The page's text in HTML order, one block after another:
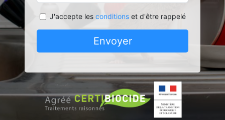
J'accepte les conditionset d'être rappelé
Envoyer